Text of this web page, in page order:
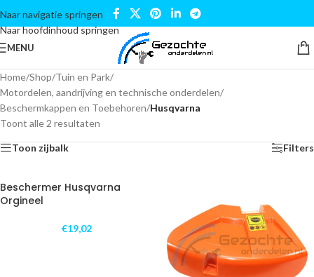
Naar navigatie springen
Naar hoofdinhoud springen
MENU
Home/Shop/Tuin en Park/
Motordelen, aandrijving en technische onderdelen/
Beschermkappen en Toebehoren/Husqvarna
Toont alle 2 resultaten
Toon zijbalk Filters
Beschermer Husqvarna
Orgineel
€19,02